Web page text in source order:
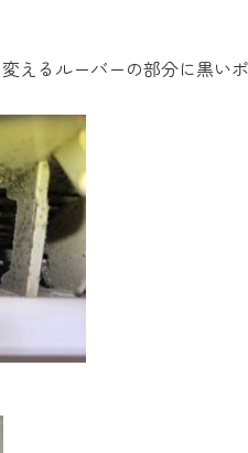
えるルーバーの部分に黒い